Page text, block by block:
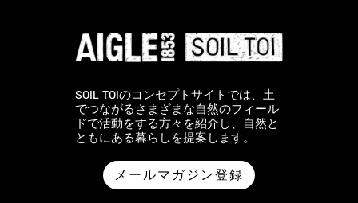
SOIL TOIのコンセプトサイトでは、土
でつながるさまざまな自然のフィール
ドで活動をする方々を紹介し、自然と
ともにある暮らしを提案します。
メールマガジン登録